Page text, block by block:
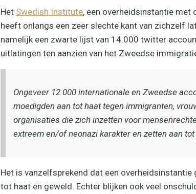
Het Swedish Institute, een overheidsinstantie met
heeft onlangs een zeer slechte kant van zichzelf
namelijk een zwarte lijst van 14.000 twitter
uitlatingen ten aanzien van het Zweedse
Ongeveer 12.000 internationale en Zweedse
moedigden aan tot haat tegen immigranten,
organisaties die zich inzetten voor
extreem en/of neonazi karakter en zetten aan tot
Het is vanzelfsprekend dat een
tot haat en geweld. Echter blijken ook veel